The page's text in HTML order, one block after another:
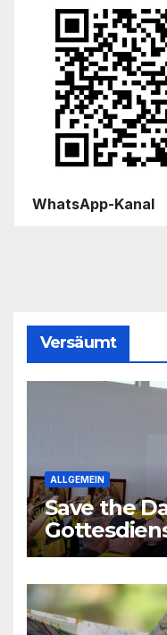
WhatsApp-Kanal
Versäumt
ALLGEMEIN
Save the
2026